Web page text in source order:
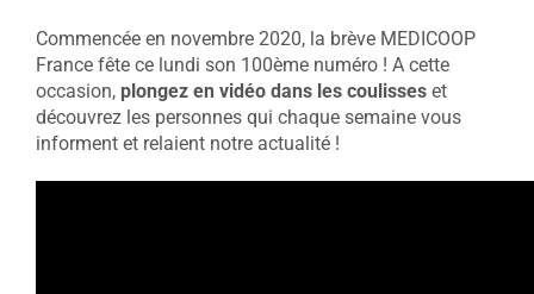
Commencée en novembre 2020, la brève MEDICOOP
France fête ce lundi son 100ème numéro ! A cette
occasion, plongez en vidéo dans les coulisses et
découvrez les personnes qui chaque semaine vous
informent et relaient notre actualité !